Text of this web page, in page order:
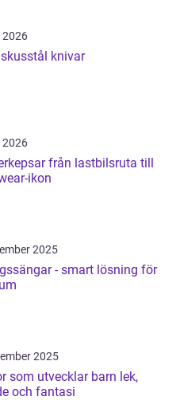
2026
knivar
2026
lastbilsruta till
ikon
2025
- smart lösning för
2025
som utvecklar barn lek,
och fantasi